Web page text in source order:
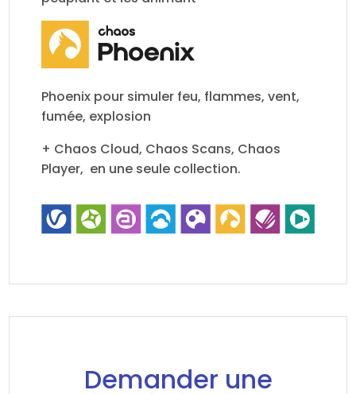
Phoenix pour simuler feu, flammes, vent,
fumée, explosion
+ Chaos Cloud, Chaos Scans, Chaos
Player, en une seule collection.
Demander une